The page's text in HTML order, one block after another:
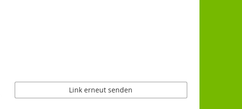
Link erneut senden